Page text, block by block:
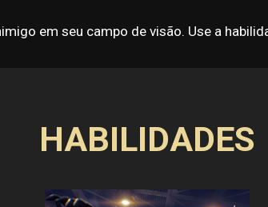
em seu campo de visão. Use a
HABILIDADES